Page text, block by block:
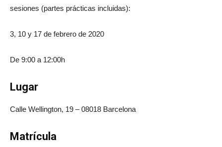
sesiones (partes prácticas incluidas):
3, 10 y 17 de febrero de 2020
De 9:00 a 12:00h
Lugar
Calle Wellington, 19 – 08018 Barcelona
Matrícula